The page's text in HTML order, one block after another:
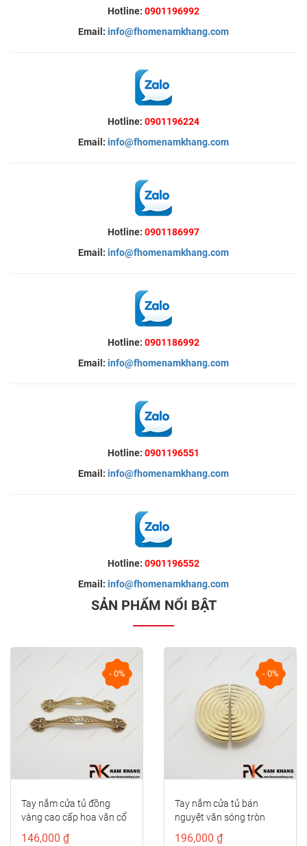
Hotline: 0901196992
Email: info@fhomenamkhang.com
Hotline: 0901196224
Email: info@fhomenamkhang.com
Hotline: 0901186997
Email: info@fhomenamkhang.com
Hotline: 0901186992
Email: info@fhomenamkhang.com
Hotline: 0901196551
Email: info@fhomenamkhang.com
Hotline: 0901196552
Email: info@fhomenamkhang.com
SẢN PHẨM NỔI BẬT
- 0%
Tay nắm cửa tủ đồng
vàng cao cấp hoa văn cổ
điển NK497D-RC-F
146,000 ₫
- 0%
Tay nắm cửa tủ bán
nguyệt vân sóng tròn
NK286S-VM
196,000 ₫